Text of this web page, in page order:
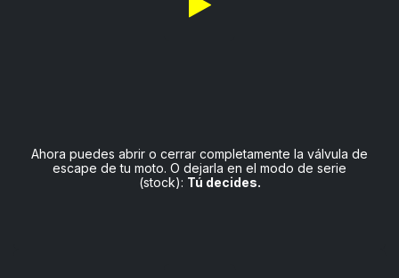
Ahora puedes abrir o cerrar completamente la válvula de
escape de tu moto. O dejarla en el modo de serie
(stock): Tú decides.